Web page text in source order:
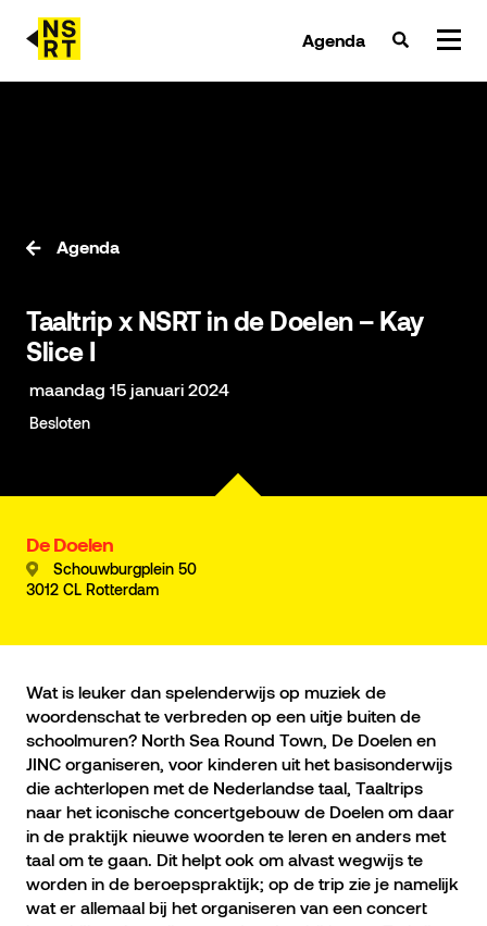
Agenda
team
partners
Taaltrip x NSRT in de Doelen – Kay
Slice I
maandag 15 januari 2024
Besloten
Agenda
De Doelen
Schouwburgplein 50
3012 CL Rotterdam
Wat is leuker dan spelenderwijs op muziek de
woordenschat te verbreden op een uitje buiten de
schoolmuren? North Sea Round Town, De Doelen en
JINC organiseren, voor kinderen uit het basisonderwijs
die achterlopen met de Nederlandse taal, Taaltrips
naar het iconische concertgebouw de Doelen om daar
in de praktijk nieuwe woorden te leren en anders met
taal om te gaan. Dit helpt ook om alvast wegwijs te
worden in de beroepspraktijk; op de trip zie je namelijk
wat er allemaal bij het organiseren van een concert